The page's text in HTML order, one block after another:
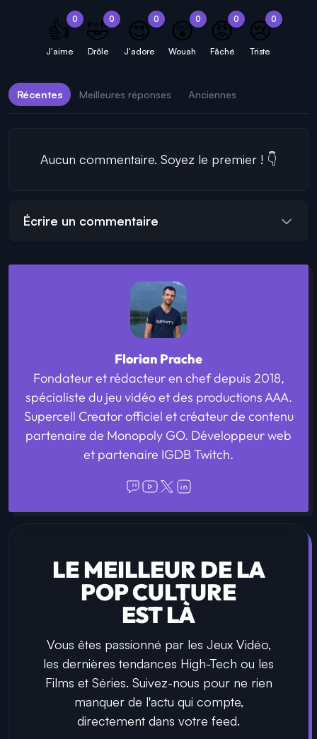
0
👍
J'aime
0
🤣
Drôle
0
😍
J'adore
0
😲
Wouah
0
😡
Fâché
0
😢
Triste
Récentes Meilleures réponses Anciennes
Aucun commentaire. Soyez le premier ! 👇
Écrire un commentaire
Florian Prache
Fondateur et rédacteur en chef depuis 2018,
spécialiste du jeu vidéo et des productions AAA.
Supercell Creator officiel et créateur de contenu
partenaire de Monopoly GO. Développeur web
et partenaire IGDB Twitch.
LE MEILLEUR DE LA
POP CULTURE
EST LÀ
Vous êtes passionné par les Jeux Vidéo,
les dernières tendances High-Tech ou les
Films et Séries. Suivez-nous pour ne rien
manquer de l'actu qui compte,
directement dans votre feed.